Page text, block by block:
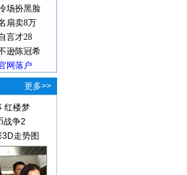
更多>>
红楼梦
战争2
3D走势图